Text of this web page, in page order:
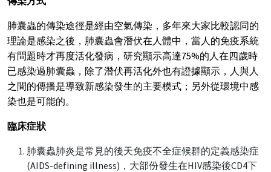
肺囊蟲的傳染途徑是經由空氣傳染，多年來大家比較認同的
理論是感染之後，肺囊蟲會潛伏在人體中，當人的免疫系統
有問題時才再度活化發病，研究顯示高達75%的人在四歲時
已感染過肺囊蟲，除了潛伏再活化外也有證據顯示，人與人
之間的傳播是導致新感染發生的主要模式；另外從環境中感
染也是可能的。
臨床症狀
肺囊蟲肺炎是常見的後天免疫不全症候群的定義感染症
(AIDS-defining illness)，大部份發生在HIV感染後CD4下